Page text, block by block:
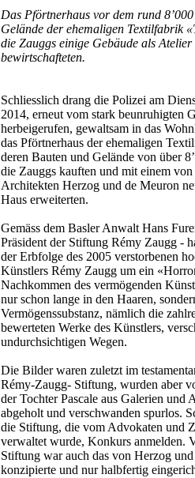
Das Pförtnerhaus vor dem rund
Gelände der ehemaligen Textilfabrik
die Zauggs einige Gebäude als
bewirtschafteten.
Schliesslich drang die Polizei am
2014, erneut vom stark beunruhigten
herbeigerufen, gewaltsam in das
das Pförtnerhaus der ehemaligen
deren Bauten und Gelände von über
die Zauggs kauften und mit einem
Architekten Herzog und de Meuron
Haus erweiterten.
Gemäss dem Basler Anwalt Hans
Präsident der Stiftung Rémy Zaugg -
der Erbfolge des 2005 verstorbenen
Künstlers Rémy Zaugg um ein
Nachkommen des vermögenden
nur schon lange in den Haaren,
Vermögenssubstanz, nämlich die
bewerteten Werke des Künstlers,
undurchsichtigen Wegen.
Die Bilder waren zuletzt im
Rémy-Zaugg- Stiftung, wurden aber
der Tochter Pascale aus Galerien und
abgeholt und verschwanden spurlos.
die Stiftung, die vom Advokaten und
verwaltet wurde, Konkurs anmelden.
Stiftung war auch das von Herzog
konzipierte und nur halbfertig